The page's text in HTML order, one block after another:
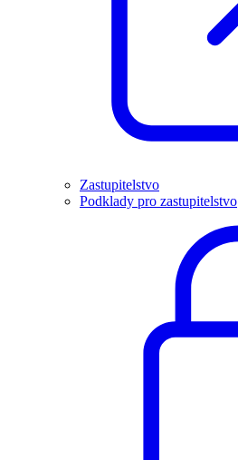
Zastupitelstvo
Podklady pro zastupitelstvo